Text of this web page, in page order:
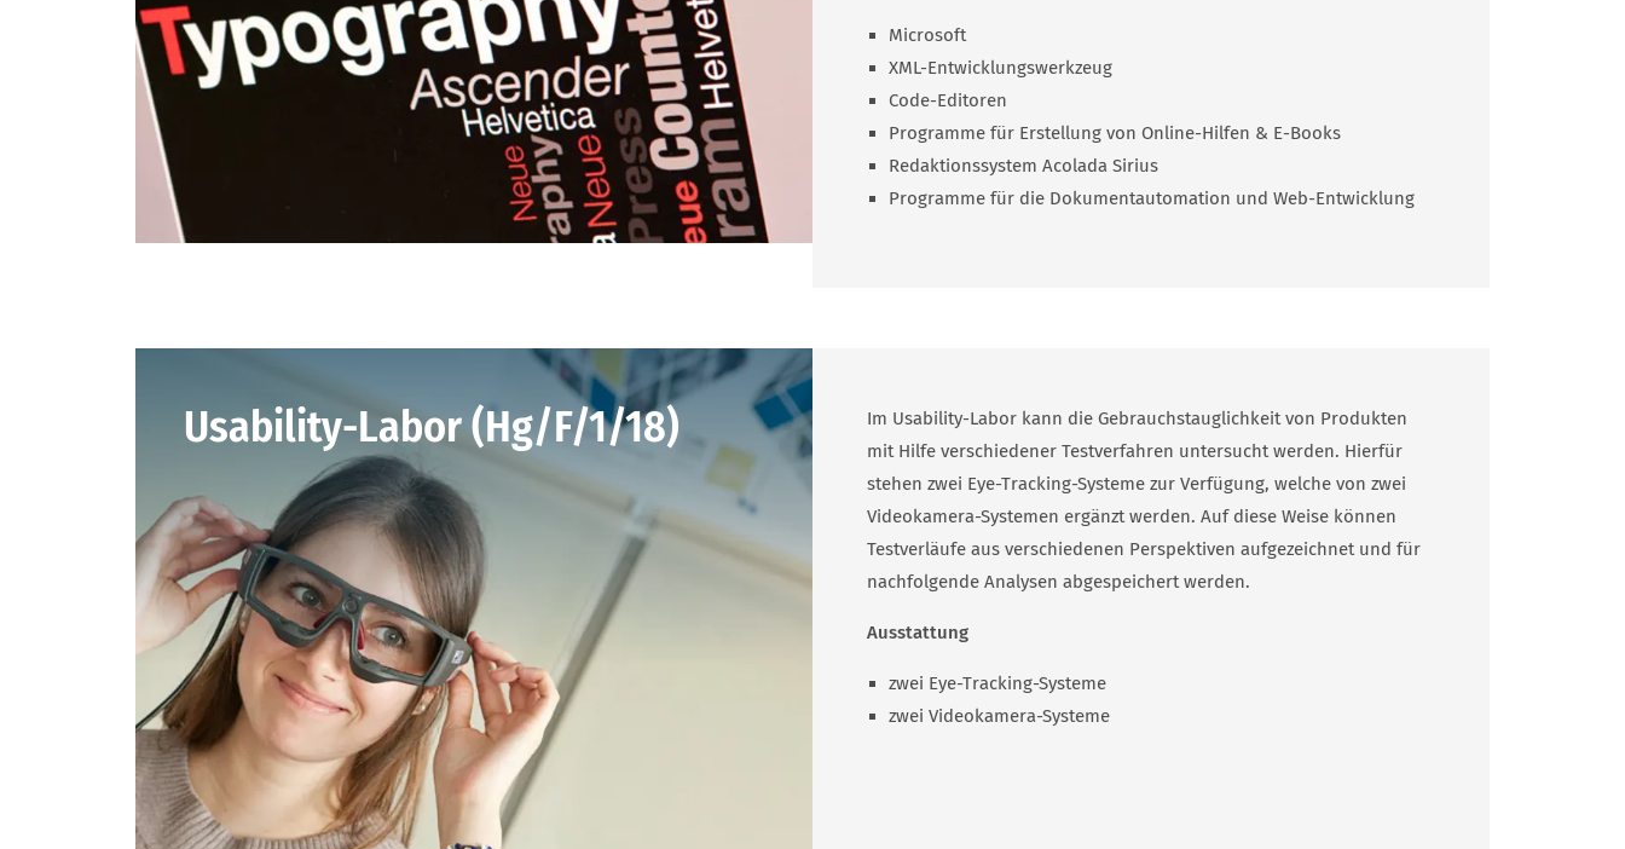
Microsoft
XML-Entwicklungs­werkzeug
Code-Editoren
Programme für Erstellung von Online-Hilfen & E-Books
Redaktionssystem Acolada Sirius
Programme für die Dokumentautomation und Web-Entwicklung
Usability-Labor (Hg/F/1/18)
Im Usability-Labor kann die Gebrauchs­tauglichkeit von Produkten
mit Hilfe verschiedener Testverfahren untersucht werden. Hierfür
stehen zwei Eye-Tracking-Systeme zur Verfügung, welche von zwei
Videokamera-Systemen ergänzt werden. Auf diese Weise können
Test­verläufe aus verschiedenen Perspektiven aufgezeichnet und für
nachfolgende Analysen abgespeichert werden.
Ausstattung
zwei Eye-Tracking-Systeme
zwei Videokamera-Systeme